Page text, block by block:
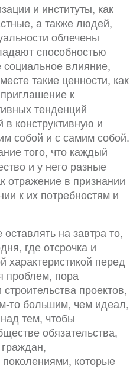
и институты, как
а также людей,
облечены
способностью
влияние,
такие ценности, как
к
тенденций
в конструктивную и
собой и с самим собой.
того, что каждый
и у него разные
отражение в признании
к их потребностям и
на завтра то,
где отсрочка и
характеристикой перед
проблем, пора
проектов,
то большим, чем идеал,
тем, чтобы
обязательства,
которые